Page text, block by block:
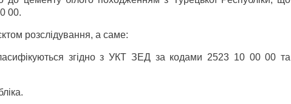
00.
розслідування, а саме:
згідно з УКТ ЗЕД за кодами 2523 10 00 00 та